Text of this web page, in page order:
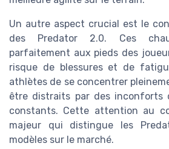
Un autre aspect crucial est le
des Predator 2.0. Ces
parfaitement aux pieds des
risque de blessures et de
athlètes de se concentrer
être distraits par des inconforts
constants. Cette attention au
majeur qui distingue les
modèles sur le marché.